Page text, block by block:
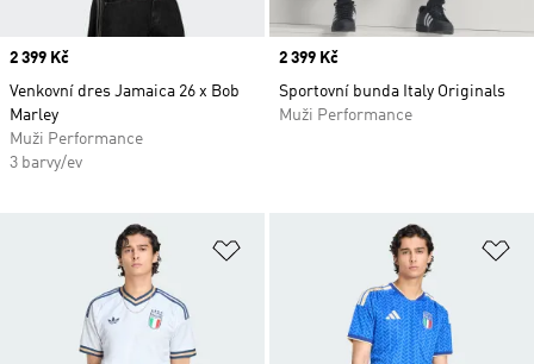
Price
2 399 Kč
Venkovní dres Jamaica 26 x Bob
Marley
Muži Performance
3 barvy/ev
Price
2 399 Kč
Sportovní bunda Italy Originals
Muži Performance
Přidat do seznamu přání